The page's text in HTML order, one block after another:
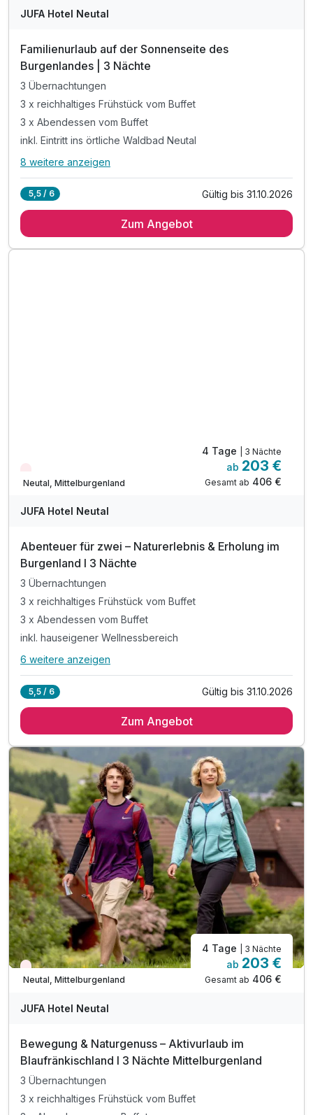
JUFA Hotel Neutal
Familienurlaub auf der Sonnenseite des
Burgenlandes | 3 Nächte
3 Übernachtungen
3 x reichhaltiges Frühstück vom Buffet
3 x Abendessen vom Buffet
inkl. Eintritt ins örtliche Waldbad Neutal
Alle Inklusivleistungen
3 x reichhaltiges Frühstück vom Buffet
8 weitere anzeigen
5,5 / 6 Gültig bis 31.10.2026
Zum Angebot
Neutal, Mittelburgenland
4 Tage | 3 Nächte
ab 203 €
Gesamt ab 406 €
JUFA Hotel Neutal
Abenteuer für zwei – Naturerlebnis & Erholung im
Burgenland I 3 Nächte
3 Übernachtungen
3 x reichhaltiges Frühstück vom Buffet
3 x Abendessen vom Buffet
inkl. hauseigener Wellnessbereich
Alle Inklusivleistungen
3 x reichhaltiges Frühstück vom Buffet
inkl. hauseigener Wellnessbereich
inkl. kostenfreies Parken am Hotel
inkl. kostenfreies WLAN
inkl. Burgenland Card
Tipp: Burgenland VIONOTHEK
Tipp: Sonnentherme Lutzmannsburg
Tipp: Ornithologische Exkursion Teichwiesen
6 weitere anzeigen
5,5 / 6 Gültig bis 31.10.2026
Zum Angebot
Nur noch Restplätze
Neutal, Mittelburgenland
4 Tage | 3 Nächte
ab 203 €
Gesamt ab 406 €
JUFA Hotel Neutal
Bewegung & Naturgenuss – Aktivurlaub im
Blaufränkischland I 3 Nächte Mittelburgenland
3 Übernachtungen
3 x reichhaltiges Frühstück vom Buffet